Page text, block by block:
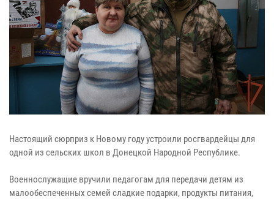
Настоящий сюрприз к Новому году устроили росгвардейцы для
одной из сельских школ в Донецкой Народной Республике.
Военнослужащие вручили педагогам для передачи детям из
малообеспеченных семей сладкие подарки, продукты питания,